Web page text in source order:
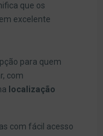
que os
excelente
para quem
com
localização
com fácil acesso